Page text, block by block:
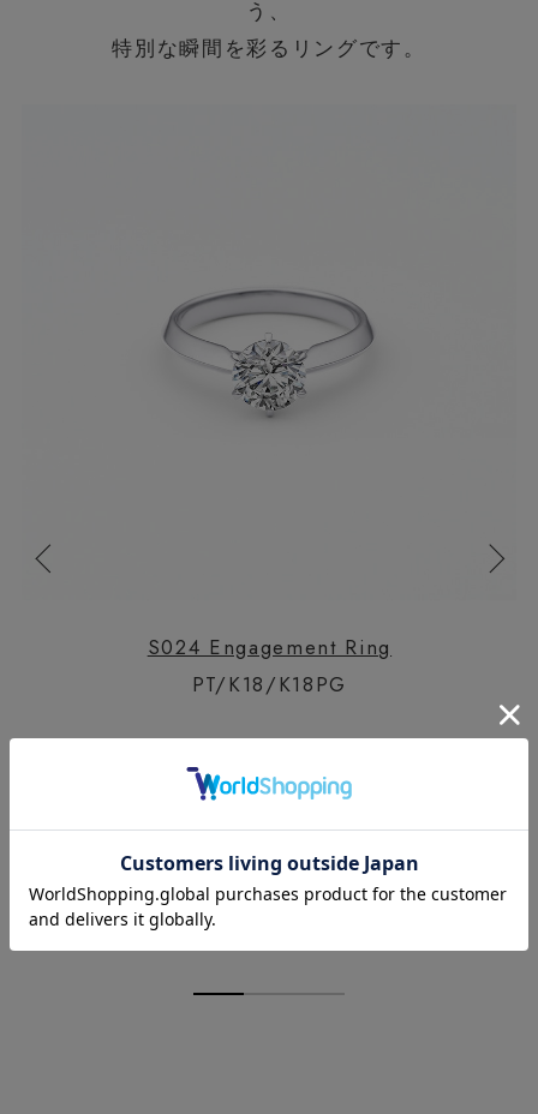
う、
特別な瞬間を彩るリングです。
S024 Engagement Ring
PT/K18/K18PG
0.50ct 198,000yen（tax in）～
1.00ct 308,000yen（tax in）～
1.50ct 418,000yen（tax in）～
2.00ct 605,000yen（tax in）～